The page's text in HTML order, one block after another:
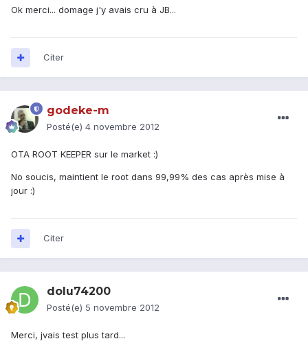
Ok merci... domage j'y avais cru à JB...
Citer
godeke-m
Posté(e) 4 novembre 2012
OTA ROOT KEEPER sur le market :)
No soucis, maintient le root dans 99,99% des cas après mise à
jour :)
Citer
dolu74200
Posté(e) 5 novembre 2012
Merci, jvais test plus tard...